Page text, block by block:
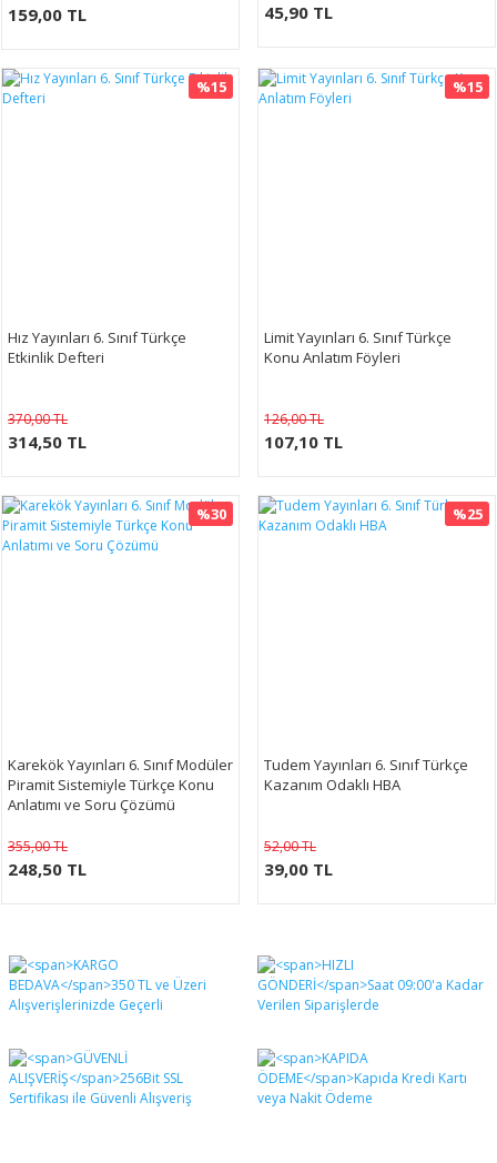
159,00 TL 45,90 TL
%15
Hız Yayınları 6. Sınıf Türkçe
Etkinlik Defteri
370,00 TL
314,50 TL
%15
Limit Yayınları 6. Sınıf Türkçe
Konu Anlatım Föyleri
126,00 TL
107,10 TL
%30
Karekök Yayınları 6. Sınıf Modüler
Piramit Sistemiyle Türkçe Konu
Anlatımı ve Soru Çözümü
355,00 TL
248,50 TL
%25
Tudem Yayınları 6. Sınıf Türkçe
Kazanım Odaklı HBA
52,00 TL
39,00 TL